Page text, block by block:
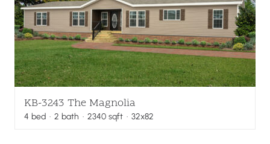
KB-3243 The Magnolia
4 bed · 2 bath · 2340 sqft· 32x82